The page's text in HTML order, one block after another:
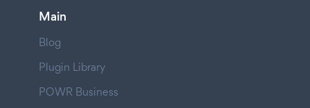
Main
Blog
Plugin Library
POWR Business